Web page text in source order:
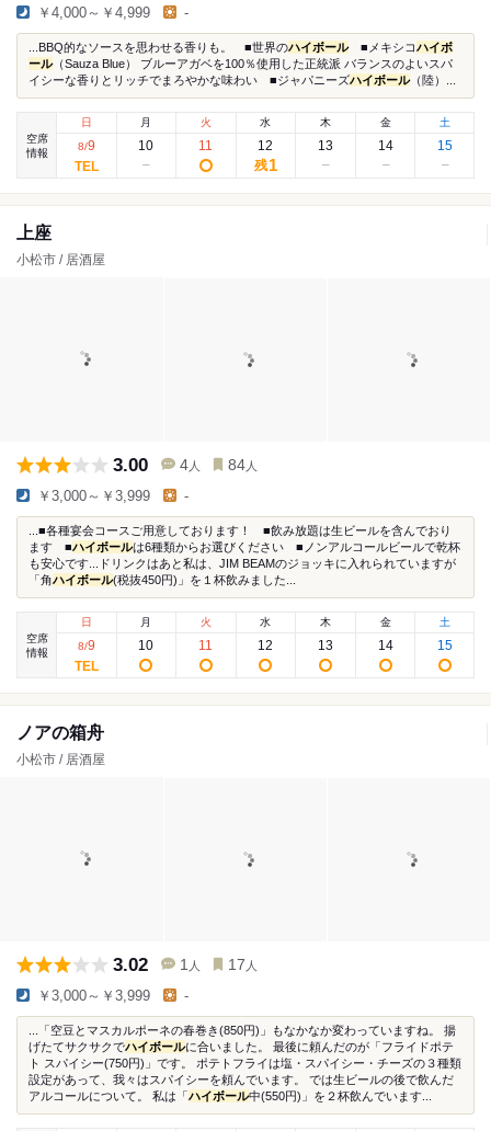
￥4,000～￥4,999 -
...BBQ的なソースを思わせる香りも。 ■世界のハイボール■メキシコハイボ
ール（Sauza Blue） ブルーアガベを100％使用した正統派 バランスのよいスパ
イシーな香りとリッチでまろやかな味わい ■ジャパニーズハイボール（陸）...
空席
情報
日
8/9
月
10
火
11
水
12
残1
木
13
金
14
土
15
上座
小松市 / 居酒屋
3.00 4 人 84 人
￥3,000～￥3,999 -
...■各種宴会コースご用意しております！ ■飲み放題は生ビールを含んでおり
ます ■ハイボールは6種類からお選びください ■ノンアルコールビールで乾杯
も安心です...ドリンクはあと私は、JIM BEAMのジョッキに入れられていますが
「角ハイボール(税抜450円)」を１杯飲みました...
空席
情報
日
8/9
月
10
火
11
水
12
木
13
金
14
土
15
ノアの箱舟
小松市 / 居酒屋
3.02 1 人 17 人
￥3,000～￥3,999 -
...「空豆とマスカルポーネの春巻き(850円)」もなかなか変わっていますね。 揚
げたてサクサクでハイボールに合いました。 最後に頼んだのが「フライドポテ
ト スパイシー(750円)」です。 ポテトフライは塩・スパイシー・チーズの３種類
設定があって、我々はスパイシーを頼んでいます。 では生ビールの後で飲んだ
アルコールについて。 私は「 ハイボール中(550円)」を２杯飲んでいます...